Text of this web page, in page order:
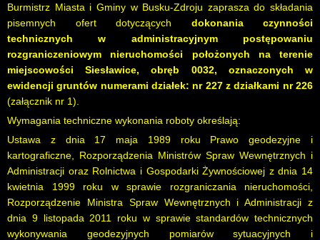
Burmistrz Miasta i Gminy w Busku-Zdroju zaprasza do składania
pisemnych ofert dotyczących dokonania czynności
technicznych w administracyjnym postępowaniu
rozgraniczeniowym nieruchomości położonych na terenie
miejscowości Siesławice, obręb 0032, oznaczonych w
ewidencji gruntów numerami działek: nr 227 z działkami nr 226
(załącznik nr 1).
Wymagania techniczne wykonania roboty określają:
Ustawa z dnia 17 maja 1989 roku Prawo geodezyjne i
kartograficzne, Rozporządzenia Ministrów Spraw Wewnętrznych i
Administracji oraz Rolnictwa i Gospodarki Żywnościowej z dnia 14
kwietnia 1999 roku w sprawie rozgraniczania nieruchomości,
Rozporządzenie Ministra Spraw Wewnętrznych i Administracji z
dnia 9 listopada 2011 roku w sprawie standardów technicznych
wykonywania geodezyjnych pomiarów sytuacyjnych i